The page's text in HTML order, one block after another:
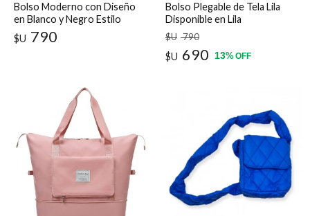
Bolso Moderno con Diseño
en Blanco y Negro Estilo
Urbano
$U 790
Bolso Plegable de Tela Lila
Disponible en Lila
$U 790
$U 690 13%OFF